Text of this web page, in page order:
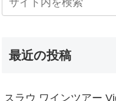
最近の投稿
スラウ ワインツアー